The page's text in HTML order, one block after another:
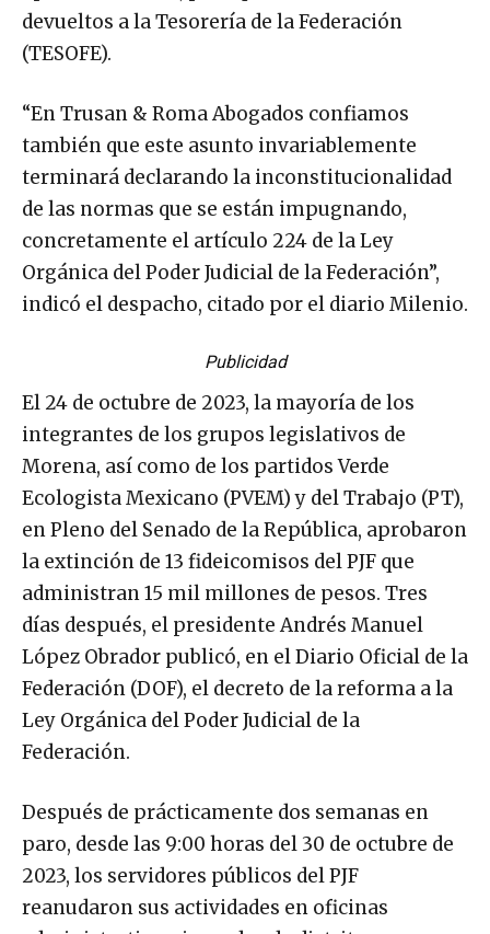
devueltos a la Tesorería de la Federación
(TESOFE).
“En Trusan & Roma Abogados confiamos
también que este asunto invariablemente
terminará declarando la inconstitucionalidad
de las normas que se están impugnando,
concretamente el artículo 224 de la Ley
Orgánica del Poder Judicial de la Federación”,
indicó el despacho, citado por el diario Milenio.
Publicidad
El 24 de octubre de 2023, la mayoría de los
integrantes de los grupos legislativos de
Morena, así como de los partidos Verde
Ecologista Mexicano (PVEM) y del Trabajo (PT),
en Pleno del Senado de la República, aprobaron
la extinción de 13 fideicomisos del PJF que
administran 15 mil millones de pesos. Tres
días después, el presidente Andrés Manuel
López Obrador publicó, en el Diario Oficial de la
Federación (DOF), el decreto de la reforma a la
Ley Orgánica del Poder Judicial de la
Federación.
Después de prácticamente dos semanas en
paro, desde las 9:00 horas del 30 de octubre de
2023, los servidores públicos del PJF
reanudaron sus actividades en oficinas